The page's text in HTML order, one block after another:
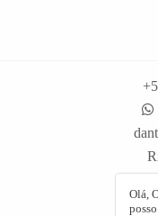
Olá,